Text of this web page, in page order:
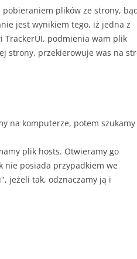
pobieraniem plików ze strony,
jest wynikiem tego, iż jedna z
podmienia wam plik
strony, przekierowuje was na
na komputerze, potem
plik hosts. Otwieramy go
nie posiada przypadkiem we
jeżeli tak, odznaczamy ją i